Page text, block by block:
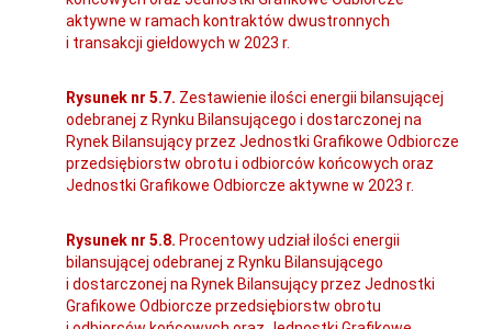
aktywne w ramach kontraktów dwustronnych
i transakcji giełdowych w 2023 r.
Rysunek nr 5.7. Zestawienie ilości energii bilansującej
odebranej z Rynku Bilansującego i dostarczonej na
Rynek Bilansujący przez Jednostki Grafikowe Odbiorcze
przedsiębiorstw obrotu i odbiorców końcowych oraz
Jednostki Grafikowe Odbiorcze aktywne w 2023 r.
Rysunek nr 5.8. Procentowy udział ilości energii
bilansującej odebranej z Rynku Bilansującego
i dostarczonej na Rynek Bilansujący przez Jednostki
Grafikowe Odbiorcze przedsiębiorstw obrotu